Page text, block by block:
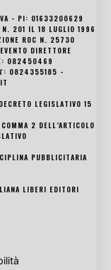
- PI: 01633200629
N. 201 IL 18 LUGLIO 1996
ROC N. 25730
DIRETTORE
082450469
0824355185 -
LEGISLATIVO 15
2 DELL’ARTICOLO
PUBBLICITARIA
LIBERI EDITORI